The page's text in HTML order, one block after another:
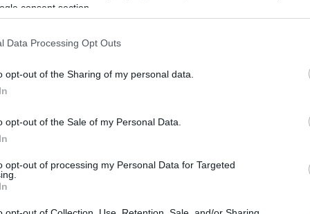
consent section.
Data Processing Opt Outs
opt-out of the Sharing of my personal data.
opt-out of the Sale of my Personal Data.
opt-out of processing my Personal Data for Targeted
όλες τις σημαντικές ειδήσεις.
το proson.gr στα αποτελέσματα αναζήτησης
Ειδήσεις